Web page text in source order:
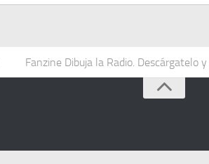
Fanzine Dibuja la Radio. Descárgatelo y